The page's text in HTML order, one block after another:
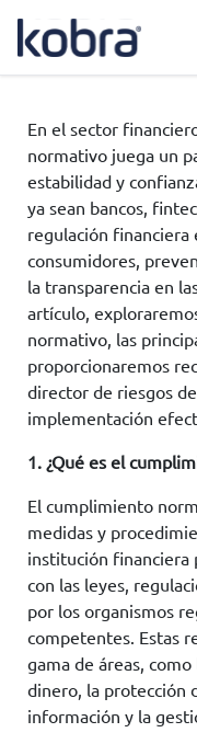
En el sector
normativo juega un
estabilidad y
ya sean bancos,
regulación financiera
consumidores,
la transparencia en
artículo,
normativo, las
proporcionaremos
director de riesgos
implementación
1. ¿Qué es el
El cumplimiento
medidas y
institución financiera
con las leyes,
por los organismos
competentes. Estas
gama de áreas,
dinero, la protección
información y la